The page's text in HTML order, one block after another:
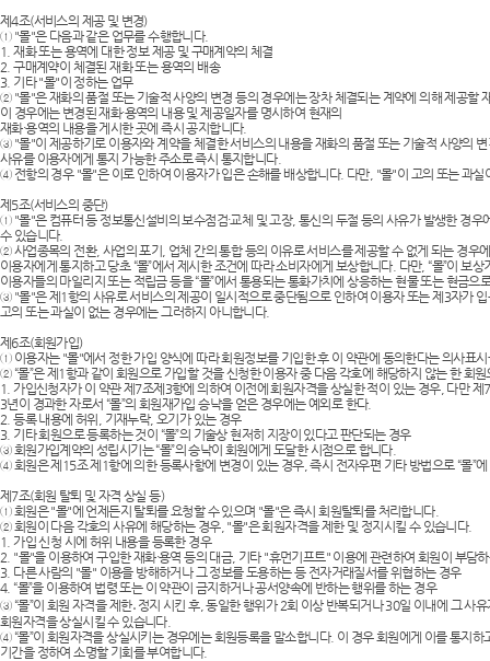
제4조(서비스의 제공 및 변경)
① "몰"은 다음과 같은 업무를 수행합니다.
1. 재화 또는 용역에 대한 정보 제공 및 구매계약의 체결
2. 구매계약이 체결된 재화 또는 용역의 배송
3. 기타 "몰"이 정하는 업무
② "몰"은 재화의 품절 또는 기술적 사양의 변경 등의 경우에는 장차 체결되는 계약에 의해 제공할
이 경우에는 변경된 재화·용역의 내용 및 제공일자를 명시하여 현재의
재화·용역의 내용을 게시한 곳에 즉시 공지합니다.
③ "몰"이 제공하기로 이용자와 계약을 체결한 서비스의 내용을 재화의 품절 또는 기술적 사양의
사유를 이용자에게 통지 가능한 주소로 즉시 통지합니다.
④ 전항의 경우 "몰"은 이로 인하여 이용자가 입은 손해를 배상합니다. 다만, "몰"이 고의 또는 과실
제5조(서비스의 중단)
① "몰"은 컴퓨터 등 정보통신설비의 보수점검·교체 및 고장, 통신의 두절 등의 사유가 발생한 경우
수 있습니다.
② 사업종목의 전환, 사업의 포기, 업체 간의 통합 등의 이유로 서비스를 제공할 수 없게 되는 경우
이용자에게 통지하고 당초 “몰”에서 제시한 조건에 따라 소비자에게 보상합니다. 다만, “몰”이 보
이용자들의 마일리지 또는 적립금 등을 “몰”에서 통용되는 통화가치에 상응하는 현물 또는 현금으
③ "몰"은 제1항의 사유로 서비스의 제공이 일시적으로 중단됨으로 인하여 이용자 또는 제3자가
고의 또는 과실이 없는 경우에는 그러하지 아니합니다.
제6조(회원가입)
① 이용자는 "몰"에서 정한 가입 양식에 따라 회원정보를 기입한 후 이 약관에 동의한다는 의사표
② “몰”은 제1항과 같이 회원으로 가입할 것을 신청한 이용자 중 다음 각호에 해당하지 않는 한 회
1. 가입신청자가 이 약관 제7조제3항에 의하여 이전에 회원자격을 상실한 적이 있는 경우, 다만
3년이 경과한 자로서 “몰”의 회원재가입 승낙을 얻은 경우에는 예외로 한다.
2. 등록 내용에 허위, 기재누락, 오기가 있는 경우
3. 기타 회원으로 등록하는 것이 “몰”의 기술상 현저히 지장이 있다고 판단되는 경우
③ 회원가입계약의 성립시기는 “몰”의 승낙이 회원에게 도달한 시점으로 합니다.
④ 회원은 제15조 제1항에 의한 등록사항에 변경이 있는 경우, 즉시 전자우편 기타 방법으로 “몰”
제7조(회원 탈퇴 및 자격 상실 등)
① 회원은 "몰"에 언제든지 탈퇴를 요청할 수 있으며 "몰"은 즉시 회원탈퇴를 처리합니다.
② 회원이 다음 각호의 사유에 해당하는 경우, "몰"은 회원자격을 제한 및 정지시킬 수 있습니다.
1. 가입 신청 시에 허위 내용을 등록한 경우
2. "몰"을 이용하여 구입한 재화·용역 등의 대금, 기타 "휴먼기프트" 이용에 관련하여 회원이 부담
3. 다른 사람의 "몰" 이용을 방해하거나 그 정보를 도용하는 등 전자거래질서를 위협하는 경우
4. “몰”을 이용하여 법령 또는 이 약관이 금지하거나 공서양속에 반하는 행위를 하는 경우
③ “몰”이 회원 자격을 제한․정지 시킨 후, 동일한 행위가 2회 이상 반복되거나 30일 이내에 그 사유
회원자격을 상실시킬 수 있습니다.
④ “몰”이 회원자격을 상실시키는 경우에는 회원등록을 말소합니다. 이 경우 회원에게 이를 통지
기간을 정하여 소명할 기회를 부여합니다.